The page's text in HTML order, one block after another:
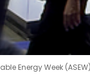
Energy Week